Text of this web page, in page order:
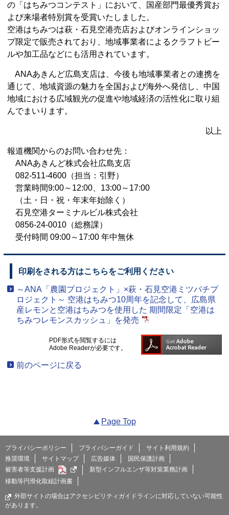
の「はちみつコンテスト」において、国産部門最優秀賞お
よび来場者特別賞を受賞いたしました。
空港はちみつは萩・石見空港売店およびオンラインショッ
プ限定で販売されており、地域事業者によるクラフトビー
ルや加工品などにも活用されています。
ANAあきんど広島支店は、今後も地域事業者との連携を
通じて、地域資源の魅力を全国および海外へ発信し、中国
地域における広域観光の促進や地域経済の活性化に取り組
んでまいります。
以上
報道機関からのお問い合わせ先：
ANAあきんど株式会社広島支店
082-511-4600（担当：引野）
営業時間9:00～12:00、13:00～17:00
（土・日・祝・年末年始除く）
石見空港ターミナルビル株式会社
0856-24-0010（総務課）
受付時間 09:00～17:00 年中無休
印刷をされる方はこちらをご利用ください
～ANA「農園プロジェクト」×萩・石見空港ミツバチプ
ロジェクト～ 空港はちみつ10周年を記念して、広島県
産レモンと空港はちみつを使用した 期間限定「空港は
ちみつレモンスカッシュ」を発売
PDF形式を閲覧するには
Adobe Readerが必要です。
前のページに戻る
Page Top
プライバシーポリシー プライバシーガイド
サイト利用規約
推奨環境
サイトマップ 広告媒体
国民保護計画
被害者等支援計画
新型インフルエンザ等対策業務計画
移動等円滑化取組計画書
外部サイトの場合はアクセシビリティガイドラインに対応していない可能性
があります。